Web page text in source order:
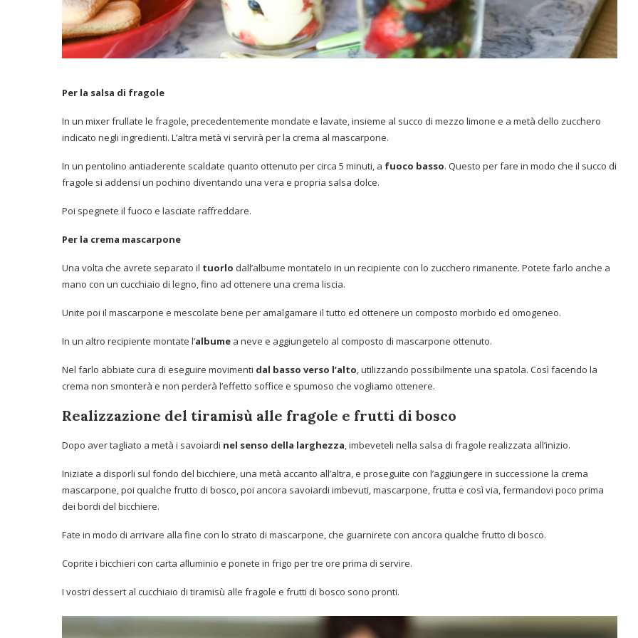
Per la salsa di fragole
In un mixer frullate le fragole, precedentemente mondate e lavate, insieme al succo di mezzo limone e a metà dello zucchero
indicato negli ingredienti. L’altra metà vi servirà per la crema al mascarpone.
In un pentolino antiaderente scaldate quanto ottenuto per circa 5 minuti, a fuoco basso. Questo per fare in modo che il succo di
fragole si addensi un pochino diventando una vera e propria salsa dolce.
Poi spegnete il fuoco e lasciate raffreddare.
Per la crema mascarpone
Una volta che avrete separato il tuorlo dall’albume montatelo in un recipiente con lo zucchero rimanente. Potete farlo anche a
mano con un cucchiaio di legno, fino ad ottenere una crema liscia.
Unite poi il mascarpone e mescolate bene per amalgamare il tutto ed ottenere un composto morbido ed omogeneo.
In un altro recipiente montate l’albume a neve e aggiungetelo al composto di mascarpone ottenuto.
Nel farlo abbiate cura di eseguire movimenti dal basso verso l’alto, utilizzando possibilmente una spatola. Così facendo la
crema non smonterà e non perderà l’effetto soffice e spumoso che vogliamo ottenere.
Realizzazione del tiramisù alle fragole e frutti di bosco
Dopo aver tagliato a metà i savoiardi nel senso della larghezza, imbeveteli nella salsa di fragole realizzata all’inizio.
Iniziate a disporli sul fondo del bicchiere, una metà accanto all’altra, e proseguite con l’aggiungere in successione la crema
mascarpone, poi qualche frutto di bosco, poi ancora savoiardi imbevuti, mascarpone, frutta e così via, fermandovi poco prima
dei bordi del bicchiere.
Fate in modo di arrivare alla fine con lo strato di mascarpone, che guarnirete con ancora qualche frutto di bosco.
Coprite i bicchieri con carta alluminio e ponete in frigo per tre ore prima di servire.
I vostri dessert al cucchiaio di tiramisù alle fragole e frutti di bosco sono pronti.